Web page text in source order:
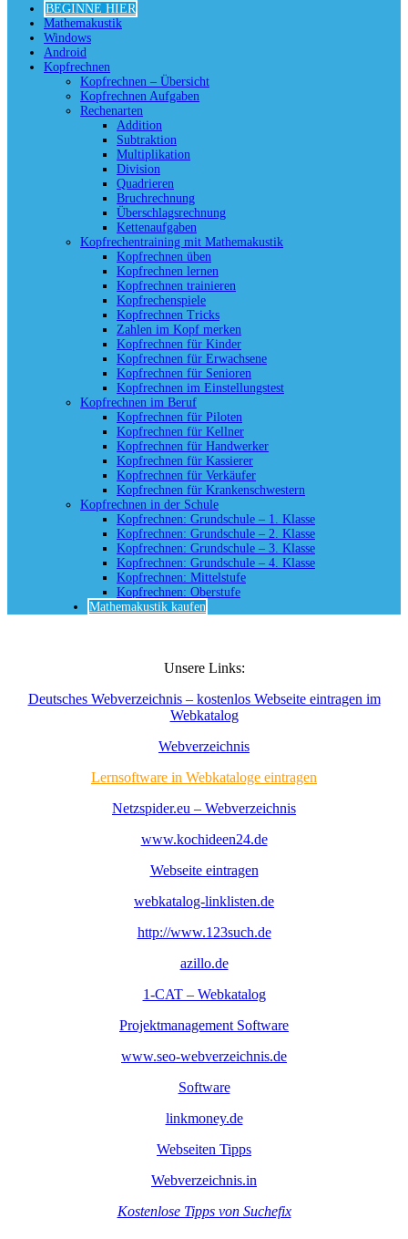
BEGINNE HIER
Mathemakustik
Windows
Android
Kopfrechnen
Kopfrechnen – Übersicht
Kopfrechnen Aufgaben
Rechenarten
Addition
Subtraktion
Multiplikation
Division
Quadrieren
Bruchrechnung
Überschlagsrechnung
Kettenaufgaben
Kopfrechentraining mit Mathemakustik
Kopfrechnen üben
Kopfrechnen lernen
Kopfrechnen trainieren
Kopfrechenspiele
Kopfrechnen Tricks
Zahlen im Kopf merken
Kopfrechnen für Kinder
Kopfrechnen für Erwachsene
Kopfrechnen für Senioren
Kopfrechnen im Einstellungstest
Kopfrechnen im Beruf
Kopfrechnen für Piloten
Kopfrechnen für Kellner
Kopfrechnen für Handwerker
Kopfrechnen für Kassierer
Kopfrechnen für Verkäufer
Kopfrechnen für Krankenschwestern
Kopfrechnen in der Schule
Kopfrechnen: Grundschule – 1. Klasse
Kopfrechnen: Grundschule – 2. Klasse
Kopfrechnen: Grundschule – 3. Klasse
Kopfrechnen: Grundschule – 4. Klasse
Kopfrechnen: Mittelstufe
Kopfrechnen: Oberstufe
Mathemakustik kaufen
Unsere Links:
Deutsches Webverzeichnis – kostenlos Webseite eintragen im
Webkatalog
Webverzeichnis
Lernsoftware in Webkataloge eintragen
Netzspider.eu – Webverzeichnis
www.kochideen24.de
Webseite eintragen
webkatalog-linklisten.de
http://www.123such.de
azillo.de
1-CAT – Webkatalog
Projektmanagement Software
www.seo-webverzeichnis.de
Software
linkmoney.de
Webseiten Tipps
Webverzeichnis.in
Kostenlose Tipps von Suchefix